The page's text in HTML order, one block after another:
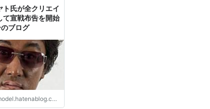
ト氏が全クリエイ
て宣戦布告を開始
ブログ